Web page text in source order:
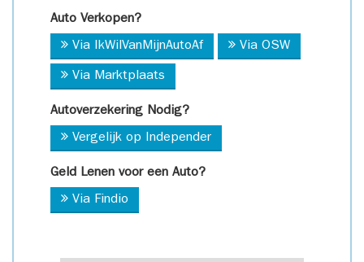
Auto Verkopen?
Via IkWilVanMijnAutoAf Via OSW
Via Marktplaats
Autoverzekering Nodig?
Vergelijk op Independer
Geld Lenen voor een Auto?
Via Findio